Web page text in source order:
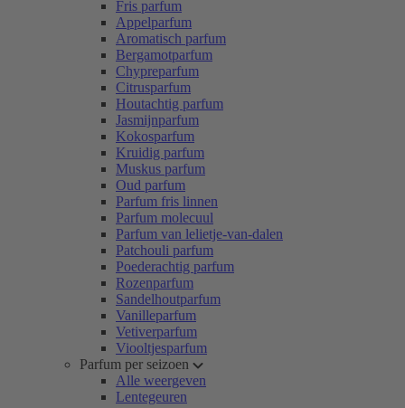
Fris parfum
Appelparfum
Aromatisch parfum
Bergamotparfum
Chypreparfum
Citrusparfum
Houtachtig parfum
Jasmijnparfum
Kokosparfum
Kruidig parfum
Muskus parfum
Oud parfum
Parfum fris linnen
Parfum molecuul
Parfum van lelietje-van-dalen
Patchouli parfum
Poederachtig parfum
Rozenparfum
Sandelhoutparfum
Vanilleparfum
Vetiverparfum
Viooltjesparfum
Parfum per seizoen
Alle weergeven
Lentegeuren